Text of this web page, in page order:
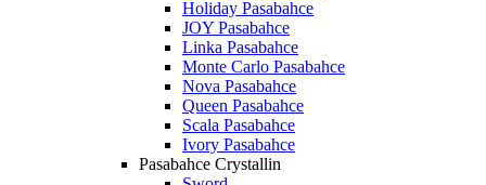
Holiday Pasabahce
JOY Pasabahce
Linka Pasabahce
Monte Carlo Pasabahce
Nova Pasabahce
Queen Pasabahce
Scala Pasabahce
Ivory Pasabahce
Pasabahce Crystallin